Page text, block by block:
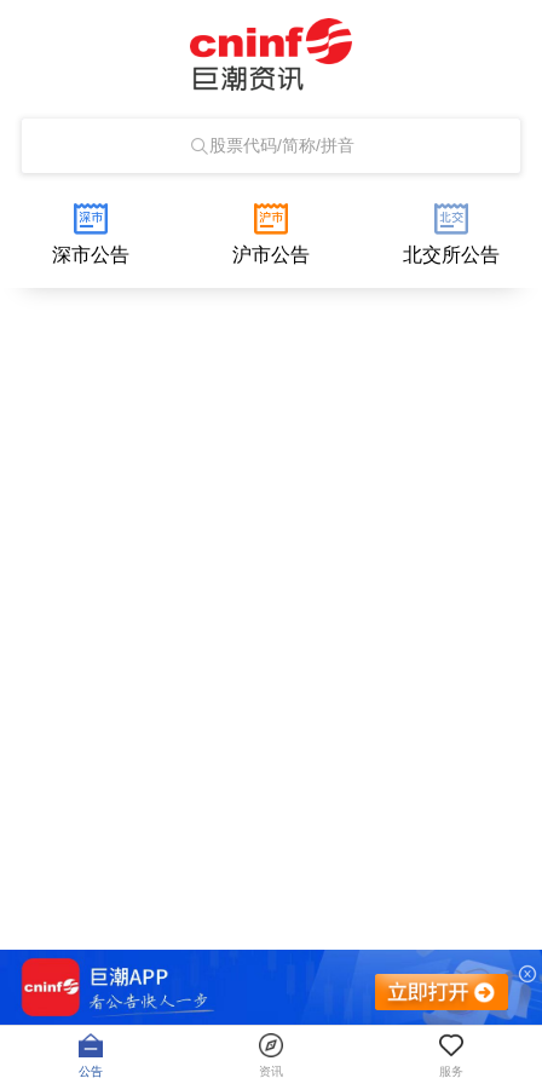
股票代码/简称/拼音
深市公告 沪市公告 北交所公告
公告 资讯 服务